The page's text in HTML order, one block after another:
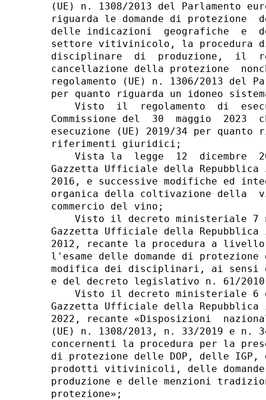
(UE) n. 1308/2013 del Parlamento
riguarda le domande di protezione
delle indicazioni  geografiche  e
settore vitivinicolo, la procedura
disciplinare  di  produzione,  il
cancellazione della protezione
regolamento (UE) n. 1306/2013 del
per quanto riguarda un idoneo
Visto  il  regolamento  di
Commissione del  30  maggio
esecuzione (UE) 2019/34 per
riferimenti giuridici;
Vista la  legge  12  dicembre
Gazzetta Ufficiale della
2016, e successive modifiche ed
organica della coltivazione della
commercio del vino;
Visto il decreto ministeriale 7
Gazzetta Ufficiale della
2012, recante la procedura a
l'esame delle domande di
modifica dei disciplinari, ai sensi
e del decreto legislativo n. 61/
Visto il decreto ministeriale 6
Gazzetta Ufficiale della
2022, recante «Disposizioni
(UE) n. 1308/2013, n. 33/2019 e n.
concernenti la procedura per la
di protezione delle DOP, delle
prodotti vitivinicoli, delle
produzione e delle menzioni
protezione»;